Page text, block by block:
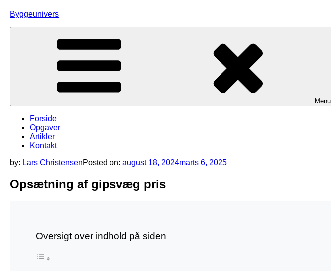
Skip
Byggeunivers
Menu
Forside
Opgaver
Artikler
Kontakt
by: Lars ChristensenPosted on: august 18, 2024marts 6, 2025
Opsætning af gipsvæg pris
Oversigt over indhold på siden